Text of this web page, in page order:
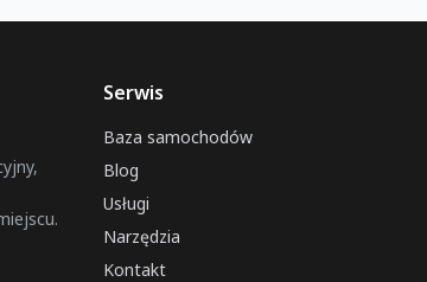
Serwis
Baza samochodów
Blog
Usługi
Narzędzia
Kontakt